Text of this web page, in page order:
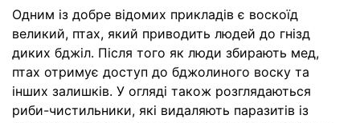
Одним із добре відомих прикладів є воскоїд
великий, птах, який приводить людей до гнізд
диких бджіл. Після того як люди збирають мед,
птах отримує доступ до бджолиного воску та
інших залишків. У огляді також розглядаються
риби-чистильники, які видаляють паразитів із